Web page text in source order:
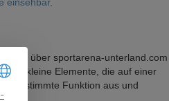
über sportarena-unterland.com
als kleine Elemente, die auf einer
bestimmte Funktion aus und